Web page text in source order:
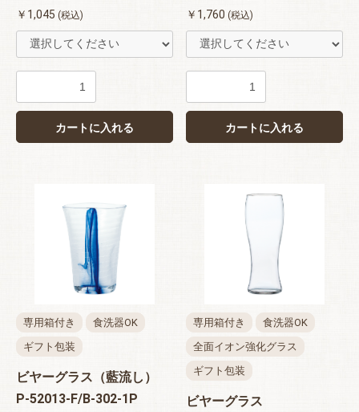
￥1,045 (税込)
カートに入れる
￥1,760 (税込)
カートに入れる
専用箱付き
食洗器OK
ギフト包装
ビヤーグラス（藍流し）
P-52013-F/B-302-1P
専用箱付き
食洗器OK
全面イオン強化グラス
ギフト包装
ビヤーグラス